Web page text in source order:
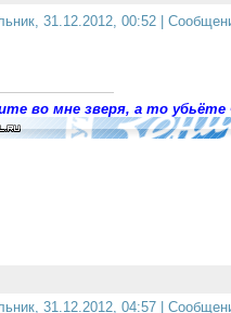
31.12.2012, 00:52 |
во мне зверя, а то убьёте
31.12.2012, 04:57 |